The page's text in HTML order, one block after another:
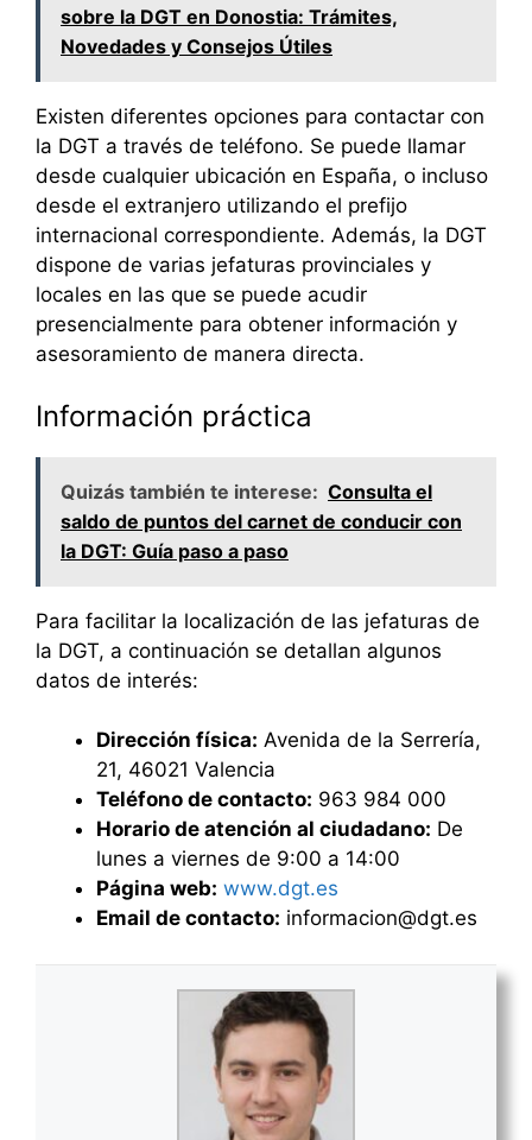
sobre la DGT en Donostia: Trámites,
Novedades y Consejos Útiles
Existen diferentes opciones para contactar con
la DGT a través de teléfono. Se puede llamar
desde cualquier ubicación en España, o incluso
desde el extranjero utilizando el prefijo
internacional correspondiente. Además, la DGT
dispone de varias jefaturas provinciales y
locales en las que se puede acudir
presencialmente para obtener información y
asesoramiento de manera directa.
Información práctica
Quizás también te interese: Consulta el
saldo de puntos del carnet de conducir con
la DGT: Guía paso a paso
Para facilitar la localización de las jefaturas de
la DGT, a continuación se detallan algunos
datos de interés:
Dirección física: Avenida de la Serrería,
21, 46021 Valencia
Teléfono de contacto: 963 984 000
Horario de atención al ciudadano: De
lunes a viernes de 9:00 a 14:00
Página web: www.dgt.es
Email de contacto: informacion@dgt.es